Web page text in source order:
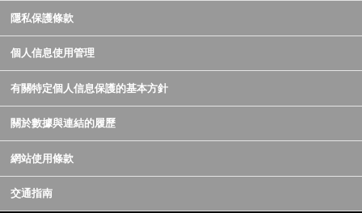
隱私保護條款
個人信息使用管理
有關特定個人信息保護的基本方針
關於數據與連結的履歷
網站使用條款
交通指南